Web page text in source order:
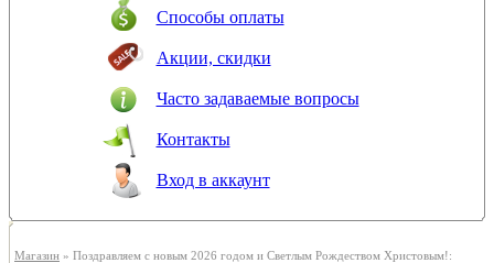
Способы оплаты
Акции, скидки
Часто задаваемые вопросы
Контакты
Вход в аккаунт
Магазин » Поздравляем с новым 2026 годом и Светлым Рождеством Христовым!: